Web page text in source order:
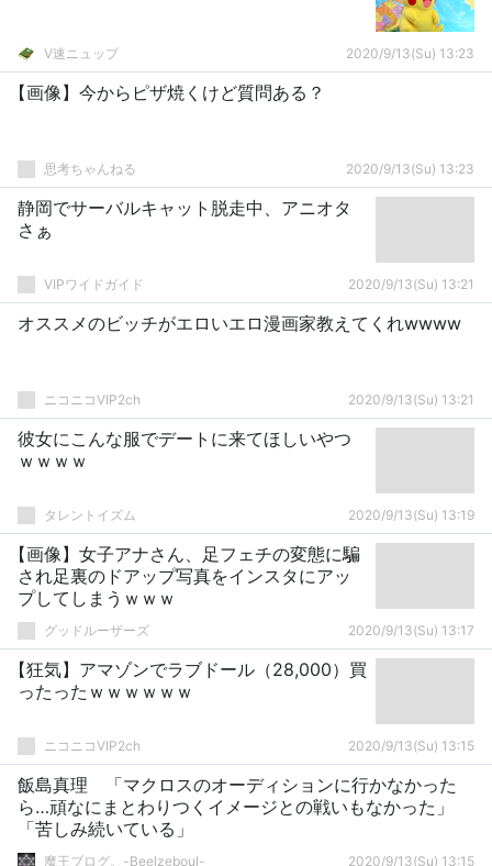
V速ニュップ 2020/9/13(Su) 13:23
【画像】今からピザ焼くけど質問ある？
思考ちゃんねる 2020/9/13(Su) 13:23
静岡でサーバルキャット脱走中、アニオタ
さぁ
VIPワイドガイド 2020/9/13(Su) 13:21
オススメのビッチがエロいエロ漫画家教えてくれwwww
ニコニコVIP2ch 2020/9/13(Su) 13:21
彼女にこんな服でデートに来てほしいやつ
ｗｗｗｗ
タレントイズム 2020/9/13(Su) 13:19
【画像】女子アナさん、足フェチの変態に騙
され足裏のドアップ写真をインスタにアッ
プしてしまうｗｗｗ
グッドルーザーズ 2020/9/13(Su) 13:17
【狂気】アマゾンでラブドール（28,000）買
ったったｗｗｗｗｗｗ
ニコニコVIP2ch 2020/9/13(Su) 13:15
飯島真理 「マクロスのオーディションに行かなかった
ら…頑なにまとわりつくイメージとの戦いもなかった」
「苦しみ続いている」
魔王ブログ。-Beelzeboul- 2020/9/13(Su) 13:15